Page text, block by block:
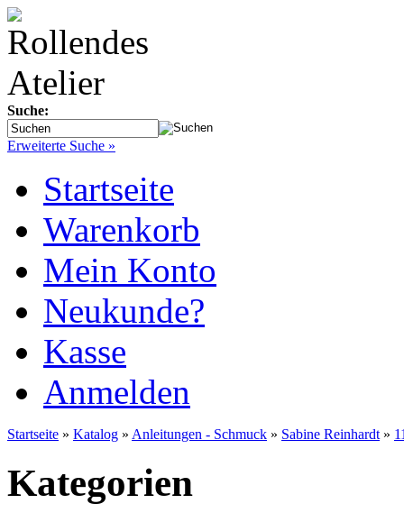
Suche:
Erweiterte Suche »
Startseite
Warenkorb
Mein Konto
Neukunde?
Kasse
Anmelden
Startseite » Katalog » Anleitungen - Schmuck » Sabine Reinhardt »
Kategorien